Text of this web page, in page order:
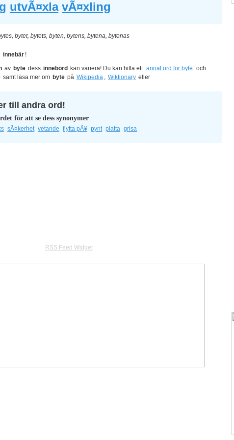
utvÃ¤xla vÃ¤xling
bytet, bytets, byten, bytens, bytena, bytenas
innebär !
av byte dess innebörd kan variera! Du kan hitta ett annat ord för byte och
samt läsa mer om byte på Wikipedia , Wiktionary eller
till andra ord!
för att se dess synonymer
sÃ¤kerhet vetande flytta pÃ¥ pynt platta grisa
RSS Feed Widget